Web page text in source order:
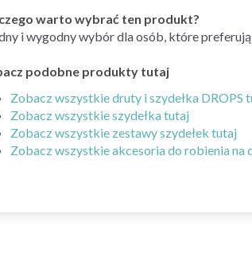
warto wybrać ten produkt?
i wygodny wybór dla osób, które
podobne produkty tutaj
Zobacz wszystkie druty i szydełka DROPS
Zobacz wszystkie szydełka tutaj
Zobacz wszystkie zestawy szydełek tutaj
Zobacz wszystkie akcesoria do robienia na